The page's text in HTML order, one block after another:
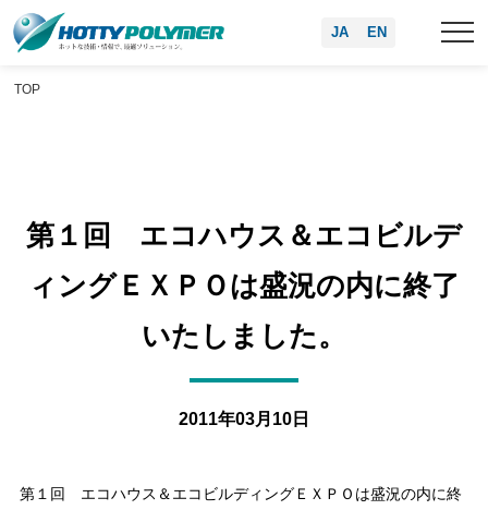
EN
JA
TOP
第１回 エコハウス＆エコビルデ
ィングＥＸＰＯは盛況の内に終了
いたしました。
2011年03月10日
第１回 エコハウス＆エコビルディングＥＸＰＯは盛況の内に終